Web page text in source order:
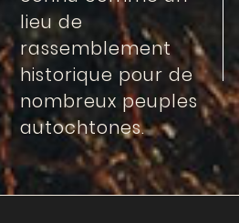
lieu de
rassemblement
historique pour de
nombreux peuples
autochtones.